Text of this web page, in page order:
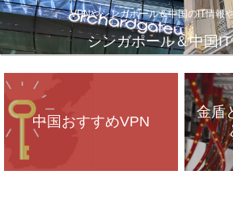
VPNやシンガポール＆中国のIT情報
シンガポール＆中国
中国おすすめVPN
金盾